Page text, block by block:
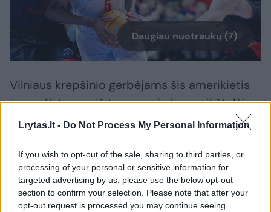
Lrytas.lt - Do Not Process My Personal Information
If you wish to opt-out of the sale, sharing to third parties, or
processing of your personal or sensitive information for
targeted advertising by us, please use the below opt-out
section to confirm your selection. Please note that after your
opt-out request is processed you may continue seeing
Daugiau nuotraukų (7)
Vilniaus krepšinio gerbėjams šis amerikietis
jau pažįstamas iš tarpusavio kovų aikštelėje.
Atstovaudamas Emilijos Redžo „Reggiana“
FIBA Čempionų lygos rungtynėse Vilniuje į
„Ryto“ krepšį įmetė 26 taškus (tai buvo jo
asmeninis turnyro rekordas), sugriebė 4